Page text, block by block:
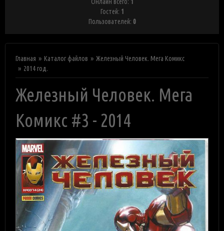
Гостей: 1
Пользователей: 0
Главная Каталог файлов
Железный Человек. Мега Комикс
2014 год.
Железный Человек. Мега
Комикс #3 - 2014